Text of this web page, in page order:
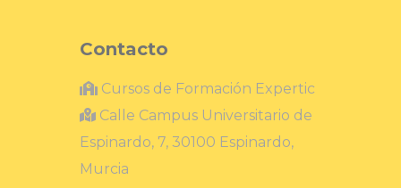
Contacto
Cursos de Formación Expertic
Calle Campus Universitario de
Espinardo, 7, 30100 Espinardo,
Murcia